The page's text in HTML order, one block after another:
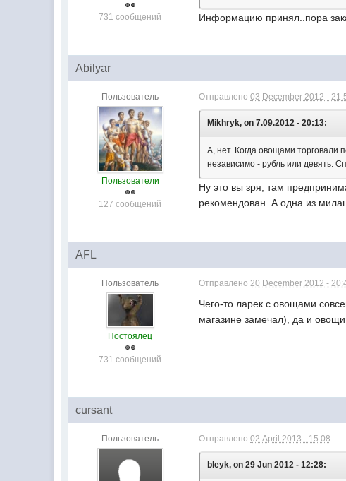
731 сообщений Информацию принял..пора
Abilyar
Пользователь
Пользователи
127 сообщений
Отправлено03 December 2012 -
Mikhryk, on 7.09.2012 - 20:13:
А, нет. Когда овощами торговали
независимо - рубль или девять.
Ну это вы зря, там
рекомендован. А одна из
AFL
Пользователь
Постоялец
731 сообщений
Отправлено20 December 2012 -
Чего-то ларек с овощами
магазине замечал), да и
cursant
Пользователь Отправлено02 April 2013 - 15:08
bleyk, on 29 Jun 2012 - 12:28: